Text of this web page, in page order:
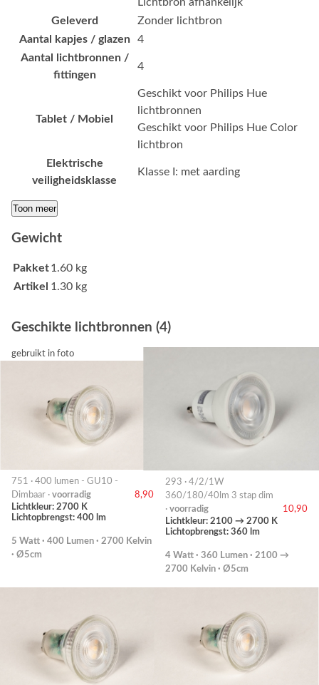
Lichtbron afhankelijk
Geleverd
Zonder lichtbron
Aantal kapjes / glazen
4
Aantal lichtbronnen /
fittingen
4
Tablet / Mobiel
Geschikt voor Philips Hue
lichtbronnen
Geschikt voor Philips Hue Color
lichtbron
Elektrische
veiligheidsklasse
Klasse I: met aarding
Toon meer
Gewicht
Pakket1.60 kg
Artikel 1.30 kg
Geschikte lichtbronnen (4)
gebruikt in foto
751 · 400 lumen - GU10 -
Dimbaar · voorradig
8,90
Lichtkleur: 2700 K
Lichtopbrengst: 400 lm
5 Watt · 400 Lumen · 2700 Kelvin
· Ø5cm
293 · 4/2/1W
360/180/40lm 3 stap dim
· voorradig
10,90
Lichtkleur: 2100 → 2700 K
Lichtopbrengst: 360 lm
4 Watt · 360 Lumen · 2100 →
2700 Kelvin · Ø5cm